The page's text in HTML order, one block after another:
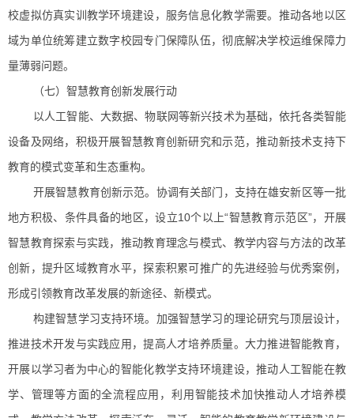
校虚拟仿真实训教学环境建设，服务信息化教学需要。推动各地以区
域为单位统筹建立数字校园专门保障队伍，彻底解决学校运维保障力
量薄弱问题。
（七）智慧教育创新发展行动
以人工智能、大数据、物联网等新兴技术为基础，依托各类智能
设备及网络，积极开展智慧教育创新研究和示范，推动新技术支持下
教育的模式变革和生态重构。
开展智慧教育创新示范。协调有关部门，支持在雄安新区等一批
地方积极、条件具备的地区，设立10个以上“智慧教育示范区”，开展
智慧教育探索与实践，推动教育理念与模式、教学内容与方法的改革
创新，提升区域教育水平，探索积累可推广的先进经验与优秀案例，
形成引领教育改革发展的新途径、新模式。
构建智慧学习支持环境。加强智慧学习的理论研究与顶层设计，
推进技术开发与实践应用，提高人才培养质量。大力推进智能教育，
开展以学习者为中心的智能化教学支持环境建设，推动人工智能在教
学、管理等方面的全流程应用，利用智能技术加快推动人才培养模